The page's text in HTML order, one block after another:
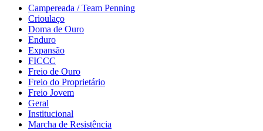
Campereada / Team Penning
Crioulaço
Doma de Ouro
Enduro
Expansão
FICCC
Freio de Ouro
Freio do Proprietário
Freio Jovem
Geral
Institucional
Marcha de Resistência